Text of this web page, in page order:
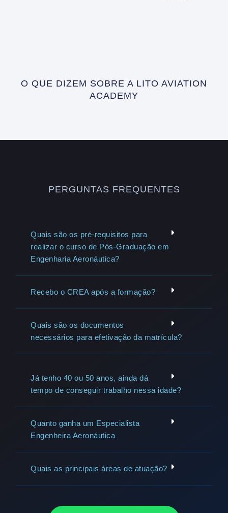
O QUE DIZEM SOBRE A LITO AVIATION
ACADEMY
PERGUNTAS FREQUENTES
Quais são os pré-requisitos para
realizar o curso de Pós-Graduação em
Engenharia Aeronáutica?
Recebo o CREA após a formação?
Quais são os documentos
necessários para efetivação da matrícula?
Já tenho 40 ou 50 anos, ainda dá
tempo de conseguir trabalho nessa idade?
Quanto ganha um Especialista
Engenheira Aeronáutica
Quais as principais áreas de atuação?